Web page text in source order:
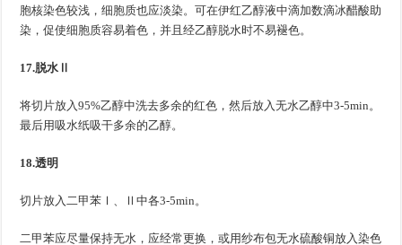
胞核染色较浅，细胞质也应淡染。可在伊红乙醇液中滴加数滴冰醋酸助
染，促使细胞质容易着色，并且经乙醇脱水时不易褪色。
17.脱水Ⅱ
将切片放入95%乙醇中洗去多余的红色，然后放入无水乙醇中3-5min。
最后用吸水纸吸干多余的乙醇。
18.透明
切片放入二甲苯Ⅰ、Ⅱ中各3-5min。
二甲苯应尽量保持无水，应经常更换，或用纱布包无水硫酸铜放入染色